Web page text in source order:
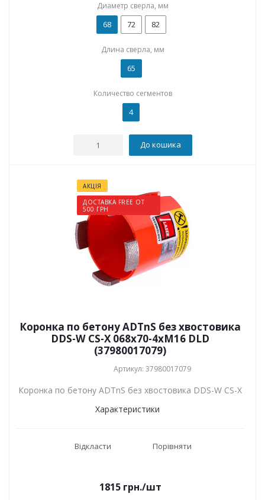
Диаметр сверла, мм
68 72 82
Длина сверла, мм
65
Количество сегментов
4
До кошика
АКЦІЯ
ДОСТАВКА FREE ОТ
500 ГРН
Коронка по бетону ADTnS без хвостовика
DDS-W CS-X 068x70-4xM16 DLD
(37980017079)
Артикул: 37980017079
Коронка по бетону ADTnS без хвостовика DDS-W CS-X
Характеристики
Відкласти Порівняти
1815 грн./шт